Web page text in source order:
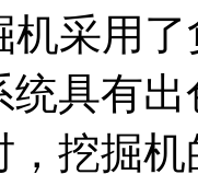
机采用
具有
挖掘